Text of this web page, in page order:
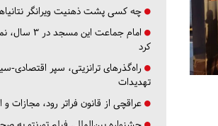
چه کسی پشت ذهنیت ویرانگر
کرد
راه‌گذرهای ترانزیتی، سپر اقتصادی-
تهدیدات
عراقچی از قانون فراتر رود،